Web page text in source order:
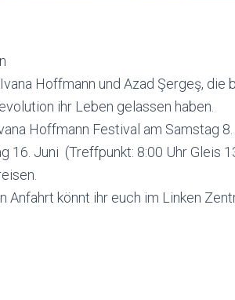
Hoffmann und Azad Şergeş, die
ihr Leben gelassen haben.
Hoffmann Festival am Samstag 8.
16. Juni (Treffpunkt: 8:00 Uhr Gleis
Anfahrt könnt ihr euch im Linken